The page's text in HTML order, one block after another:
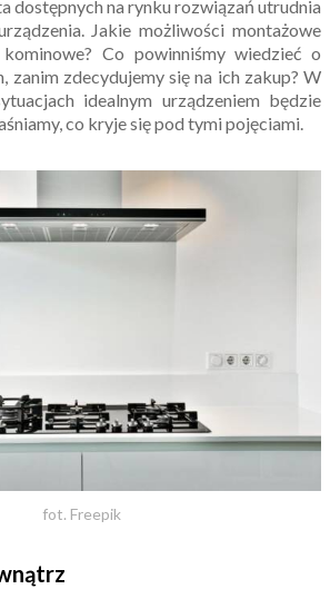
dostępnych na rynku rozwiązań utrudnia
Jakie możliwości montażowe
Co powinniśmy wiedzieć o
zanim zdecydujemy się na ich zakup? W
idealnym urządzeniem będzie
co kryje się pod tymi pojęciami.
fot. Freepik